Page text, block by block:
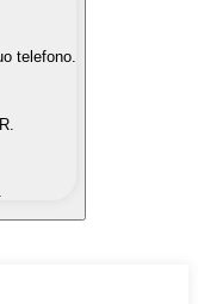
in modo
fiat quando ne
self-custodial.
telefono.